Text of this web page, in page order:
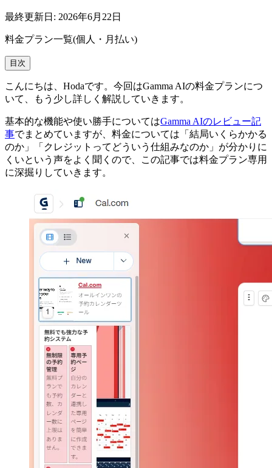
最終更新日: 2026年6月22日
料金プラン一覧(個人・月払い)
目次
こんにちは、Hodaです。今回はGamma AIの料金プランにつ
いて、もう少し詳しく解説していきます。
基本的な機能や使い勝手についてはGamma AIのレビュー記
事でまとめていますが、料金については「結局いくらかかる
のか」「クレジットってどういう仕組みなのか」が分かりに
くいという声をよく聞くので、この記事では料金プラン専用
に深掘りしていきます。